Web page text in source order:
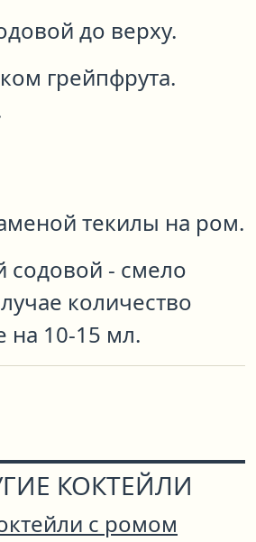
до верху.
грейпфрута.
текилы на ром.
содовой - смело
количество
на 10-15 мл.
КОКТЕЙЛИ
с ромом